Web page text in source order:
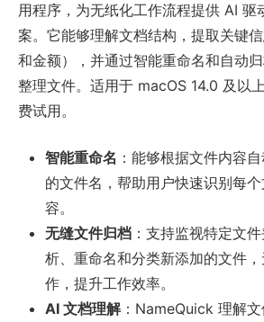
用程序，为无纸化工作流程提供 AI 驱
案。它能够理解文档结构，提取关键
和金额），并通过智能重命名和自动
整理文件。适用于 macOS 14.0 及以
费试用。
智能重命名 ：能够根据文件内容
的文件名，帮助用户快速识别每
容。
无缝文件归档 ：支持监视特定文
析、重命名和分类新添加的文件
作，提升工作效率。
AI 文档理解：NameQuick 理解文